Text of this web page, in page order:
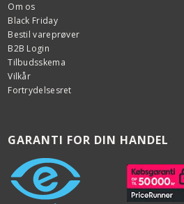
Om os
Black Friday
Bestil vareprøver
B2B Login
Tilbudsskema
Vilkår
Fortrydelsesret
GARANTI FOR DIN HANDEL